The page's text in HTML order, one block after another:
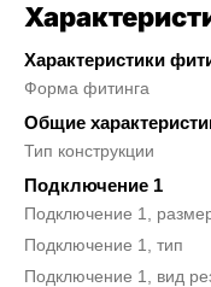
Характеристики
Форма фитинга
Общие
Тип конструкции
Подключение 1
Подключение 1,
Подключение 1, тип
Подключение 1, вид